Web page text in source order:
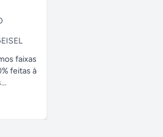
faixas
feitas à